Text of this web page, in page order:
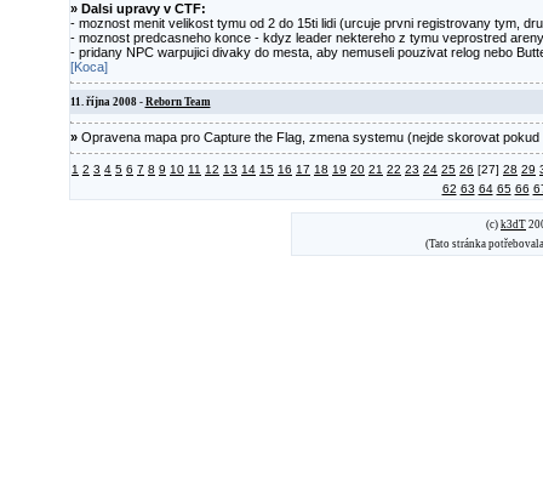
» Dalsi upravy v CTF:
- moznost menit velikost tymu od 2 do 15ti lidi (urcuje prvni registrovany tym,
- moznost predcasneho konce - kdyz leader nektereho z tymu veprostred
- pridany NPC warpujici divaky do mesta, aby nemuseli pouzivat relog nebo
[Koca]
11. října 2008 - Reborn Team
»Opravena mapa pro Capture the Flag, zmena systemu (nejde skorovat
1 2 3 4 5 6 7 8 9 10 11 12 13 14 15 16 17 18 19 20 21 22 23 24 25 26 [27] 28 29
62 63 64 65 66
(c) k3dT
(Tato stránka